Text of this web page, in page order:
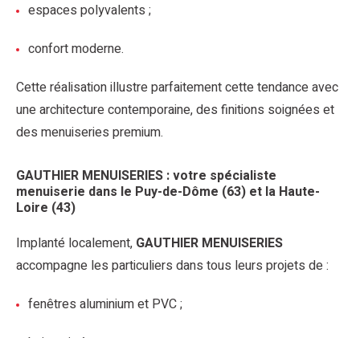
espaces polyvalents ;
confort moderne.
Cette réalisation illustre parfaitement cette tendance avec
une architecture contemporaine, des finitions soignées et
des menuiseries premium.
GAUTHIER MENUISERIES : votre spécialiste
menuiserie dans le Puy-de-Dôme (63) et la Haute-
Loire (43)
Implanté localement, GAUTHIER MENUISERIES
accompagne les particuliers dans tous leurs projets de :
fenêtres aluminium et PVC ;